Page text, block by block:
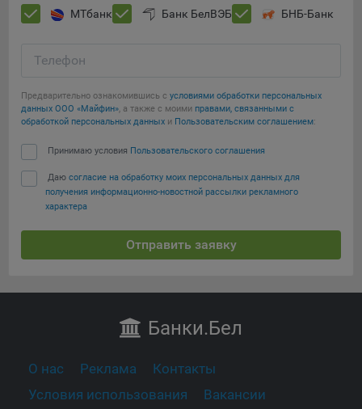
МТбанк Банк БелВЭБ БНБ-Банк
Телефон
Предварительно ознакомившись с условиями обработки персональных
данных ООО «Майфин», а также с моими правами, связанными с
обработкой персональных данных и Пользовательским соглашением:
Принимаю условия Пользовательского соглашения
Даю согласие на обработку моих персональных данных для
получения информационно-новостной рассылки рекламного
характера
Отправить заявку
Банки.Бел
О нас Реклама
Контакты
Условия использования
Вакансии